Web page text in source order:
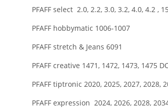
PFAFF select 2.0, 2.2, 3.0, 3.2, 4.0, 4.2 ,
PFAFF hobbymatic 1006-1007
PFAFF stretch & Jeans 6091
PFAFF creative 1471, 1472, 1473, 1475
PFAFF tiptronic 2020, 2025, 2027, 2028,
PFAFF expression 2024, 2026, 2028,